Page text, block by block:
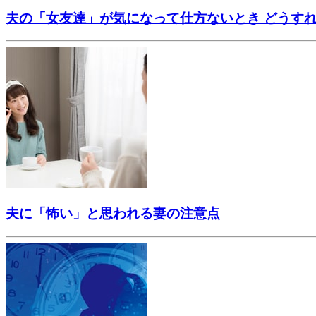
夫の「女友達」が気になって仕方ないとき どうす
夫に「怖い」と思われる妻の注意点